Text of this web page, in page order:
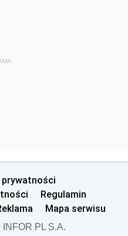
prywatności
Regulamin
Mapa serwisu
PL S.A.